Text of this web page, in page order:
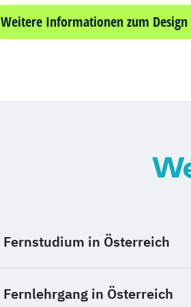
Weitere Informationen zum
Fernstudium in Österreich
Fernlehrgang in Österreich